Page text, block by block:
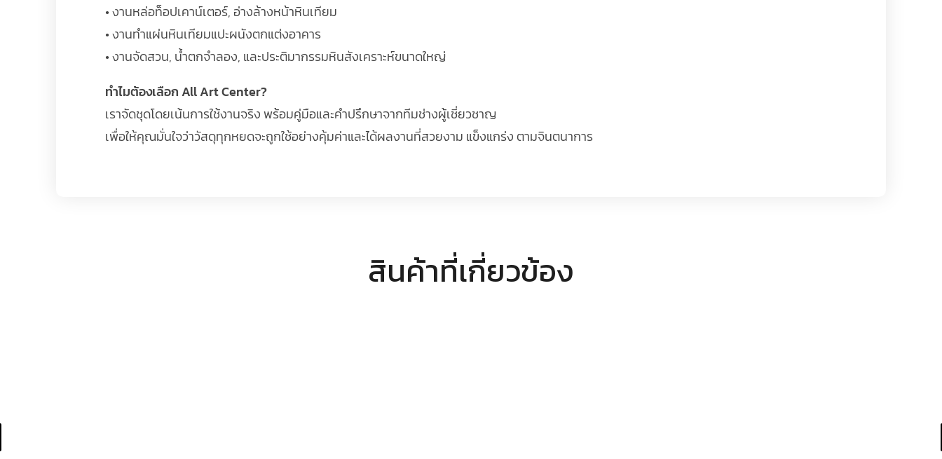
• งานหล่อท็อปเคาน์เตอร์, อ่างล้างหน้าหินเทียม
• งานทำแผ่นหินเทียมแปะผนังตกแต่งอาคาร
• งานจัดสวน, น้ำตกจำลอง, และประติมากรรมหินสังเคราะห์ขนาดใหญ่
ทำไมต้องเลือก All Art Center?
เราจัดชุดโดยเน้นการใช้งานจริง พร้อมคู่มือและคำปรึกษาจากทีมช่างผู้เชี่ยวชาญ
เพื่อให้คุณมั่นใจว่าวัสดุทุกหยดจะถูกใช้อย่างคุ้มค่าและได้ผลงานที่สวยงาม แข็งแกร่ง ตามจินตนาการ
สินค้าที่เกี่ยวข้อง